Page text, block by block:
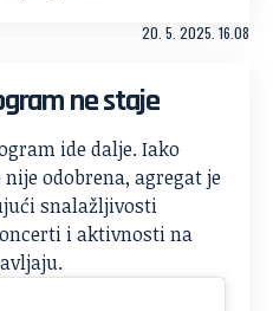
20. 5. 2025. 16.08
ne staje
ide dalje. Iako
odobrena, agregat je
snalažljivosti
i aktivnosti na